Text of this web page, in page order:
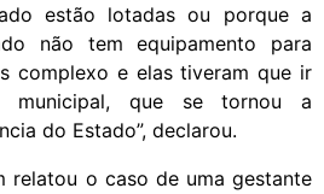
estão lotadas ou porque a
não tem equipamento para
complexo e elas tiveram que ir
municipal, que se tornou a
do Estado”, declarou.
relatou o caso de uma gestante